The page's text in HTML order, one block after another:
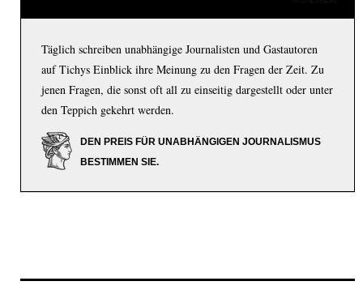
Täglich schreiben unabhängige Journalisten und Gastautoren
auf Tichys Einblick ihre Meinung zu den Fragen der Zeit. Zu
jenen Fragen, die sonst oft all zu einseitig dargestellt oder unter
den Teppich gekehrt werden.
DEN PREIS FÜR UNABHÄNGIGEN JOURNALISMUS
BESTIMMEN SIE.